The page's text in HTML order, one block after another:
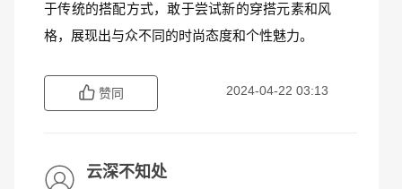
于传统的搭配方式，敢于尝试新的穿搭元素和风
格，展现出与众不同的时尚态度和个性魅力。
赞同 2024-04-22 03:13
云深不知处